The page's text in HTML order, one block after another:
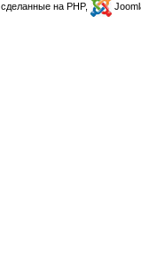
, сделанные на PHP,